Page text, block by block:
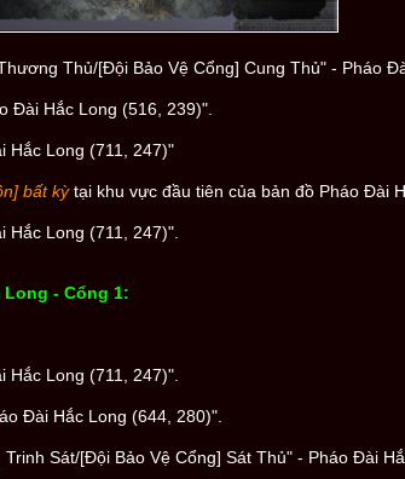
Thủ/[Đội Bảo Vệ Cổng] Cung Thủ" - Pháo
Đài Hắc Long (516, 239)".
Hắc Long (711, 247)"
bất kỳtại khu vực đầu tiên của bản đồ Pháo Đài
Long (711, 247)".
- Cổng 1:
Long (711, 247)".
Đài Hắc Long (644, 280)".
Sát/[Đội Bảo Vệ Cổng] Sát Thủ" - Pháo Đài